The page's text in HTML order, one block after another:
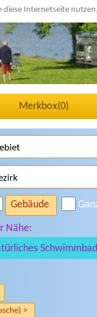
diese Internetseite
Merkbox(0)
Gebäude
Nähe:
Schwimmbad
>